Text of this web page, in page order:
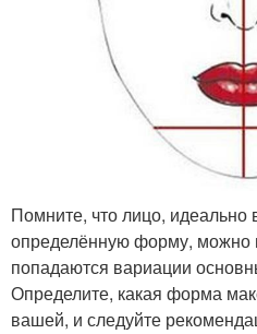
Помните, что лицо,
определённую форму, можно
попадаются вариации
Определите, какая форма
вашей, и следуйте